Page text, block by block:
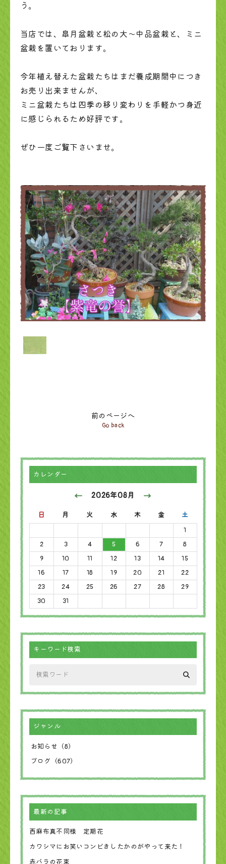
う。
当店では、皐月盆栽と松の大～中品盆栽と、ミニ
盆栽を置いております。
今年植え替えた盆栽たちはまだ養成期間中につき
お売り出来ませんが、
ミニ盆栽たちは四季の移り変わりを手軽かつ身近
に感じられるため好評です。
ぜひ一度ご覧下さいませ。
前のページへ
Go back
カレンダー
2026年08月
日 月 火 水 木 金
土
1
2
3 4 5 6 7
8
9
10 11 12 13 14
15
16
17 18 19 20 21
22
23
24 25 26 27 28
29
30
31
キーワード検索
ジャンル
お知らせ（8）
ブログ（607）
最新の記事
西麻布真不同様 定期花
カワシマにお笑いコンビきしたかのがやって来た！
赤バラの花束